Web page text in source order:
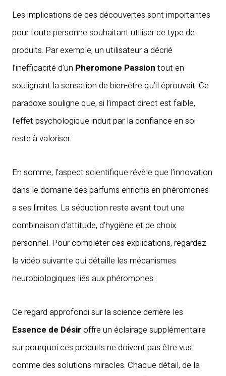
Les implications de ces découvertes sont importantes
pour toute personne souhaitant utiliser ce type de
produits. Par exemple, un utilisateur a décrié
l’inefficacité d’un Pheromone Passion tout en
soulignant la sensation de bien-être qu’il éprouvait. Ce
paradoxe souligne que, si l’impact direct est faible,
l’effet psychologique induit par la confiance en soi
reste à valoriser.
En somme, l’aspect scientifique révèle que l’innovation
dans le domaine des parfums enrichis en phéromones
a ses limites. La séduction reste avant tout une
combinaison d’attitude, d’hygiène et de choix
personnel. Pour compléter ces explications, regardez
la vidéo suivante qui détaille les mécanismes
neurobiologiques liés aux phéromones :
Ce regard approfondi sur la science derrière les
Essence de Désir offre un éclairage supplémentaire
sur pourquoi ces produits ne doivent pas être vus
comme des solutions miracles. Chaque détail, de la